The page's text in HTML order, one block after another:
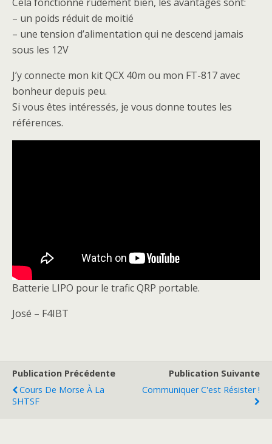
Cela fonctionne rudement bien, les avantages sont:
– un poids réduit de moitié
– une tension d’alimentation qui ne descend jamais
sous les 12V
J’y connecte mon kit QCX 40m ou mon FT-817 avec
bonheur depuis peu.
Si vous êtes intéressés, je vous donne toutes les
références.
Batterie LIPO pour le trafic QRP portable.
José – F4IBT
Publication Précédente
Cours De Morse À La
SHTSF
Publication Suivante
Communiquer C'est Résister !